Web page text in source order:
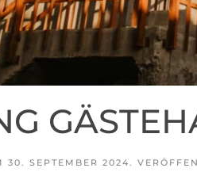
30. SEPTEMBER 2024.